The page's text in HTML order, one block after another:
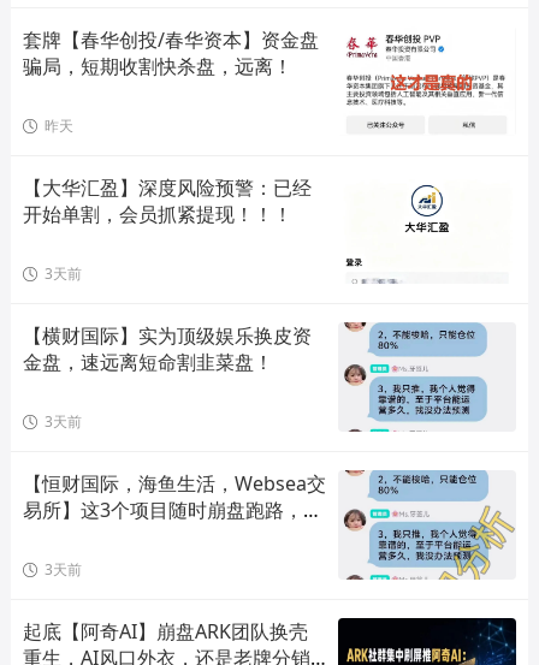
套牌【春华创投/春华资本】资金盘
骗局，短期收割快杀盘，远离！
昨天
【大华汇盈】深度风险预警：已经
开始单割，会员抓紧提现！！！
3天前
【横财国际】实为顶级娱乐换皮资
金盘，速远离短命割韭菜盘！
3天前
【恒财国际，海鱼生活，Websea交
易所】这3个项目随时崩盘跑路，赶
3天前
起底【阿奇AI】崩盘ARK团队换壳
重生，AI风口外衣，还是老牌分销